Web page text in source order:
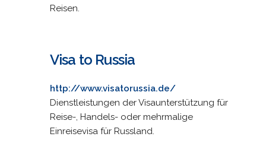
Reisen.
Visa to Russia
http://www.visatorussia.de/
Dienstleistungen der Visaunterstützung für
Reise-, Handels- oder mehrmalige
Einreisevisa für Russland.